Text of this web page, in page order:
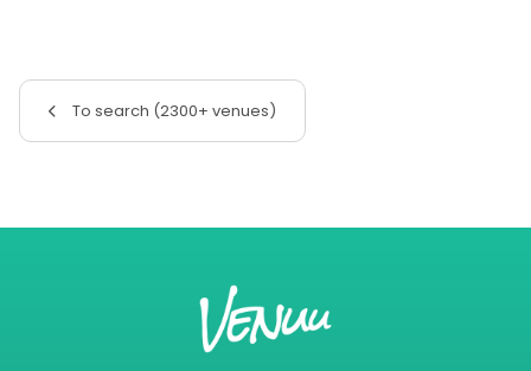
To search (2300+ venues)